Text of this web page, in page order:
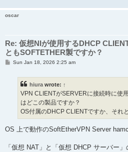
oscar
Re: 仮想NIが使用するDHCP
ともSOFTETHER製ですか？
PSun Jan 18, 2026 2:25 am
hiura wrote: ↑
VPN CLIENTがSERVERに接続時に使
はどこの製品ですか？
OS付属のDHCP CLIENTですか、それ
OS 上で動作のSoftEtherVPN Server
「仮想 NAT」と「仮想 DHCP サーバー